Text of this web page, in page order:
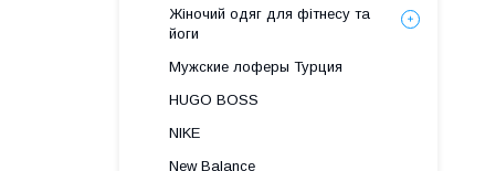
Жіночий одяг для фітнесу та
йоги
Мужские лоферы Турция
HUGO BOSS
NIKE
New Balance